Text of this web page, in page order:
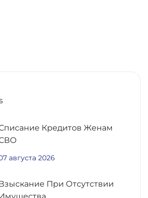
Кредитов Женам
августа 2026
При Отсутствии